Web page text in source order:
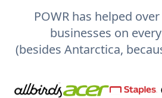
POWR has helped
businesses on
(besides Antarctica,